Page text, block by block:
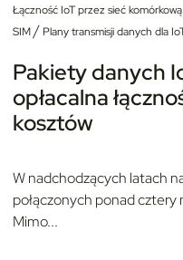
Łączność IoT przez sieć komórkową
SIM/ Plany transmisji danych dla
Pakiety danych
opłacalna
kosztów
W nadchodzących latach
połączonych ponad cztery
Mimo...